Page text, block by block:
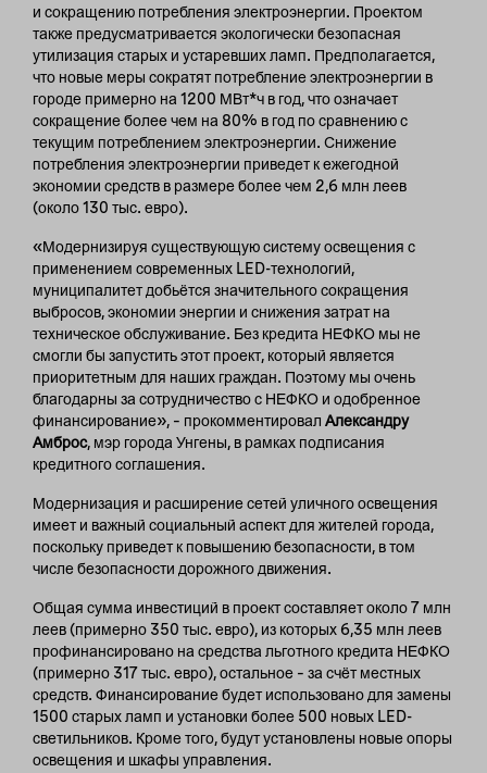
и сокращению потребления электроэнергии. Проектом
также предусматривается экологически безопасная
утилизация старых и устаревших ламп. Предполагается,
что новые меры сократят потребление электроэнергии в
городе примерно на 1200 МВт*ч в год, что означает
сокращение более чем на 80% в год по сравнению с
текущим потреблением электроэнергии. Снижение
потребления электроэнергии приведет к ежегодной
экономии средств в размере более чем 2,6 млн леев
(около 130 тыс. евро).
«Модернизируя существующую систему освещения с
применением современных LED-технологий,
муниципалитет добьётся значительного сокращения
выбросов, экономии энергии и снижения затрат на
техническое обслуживание. Без кредита НЕФКО мы не
смогли бы запустить этот проект, который является
приоритетным для наших граждан. Поэтому мы очень
благодарны за сотрудничество с НЕФКО и одобренное
финансирование», – прокомментировал Александру
Амброс, мэр города Унгены, в рамках подписания
кредитного соглашения.
Модернизация и расширение сетей уличного освещения
имеет и важный социальный аспект для жителей города,
поскольку приведет к повышению безопасности, в том
числе безопасности дорожного движения.
Общая сумма инвестиций в проект составляет около 7 млн
леев (примерно 350 тыс. евро), из которых 6,35 млн леев
профинансировано на средства льготного кредита НЕФКО
(примерно 317 тыс. евро), остальное – за счёт местных
средств. Финансирование будет использовано для замены
1500 старых ламп и установки более 500 новых LED-
светильников. Кроме того, будут установлены новые опоры
освещения и шкафы управления.